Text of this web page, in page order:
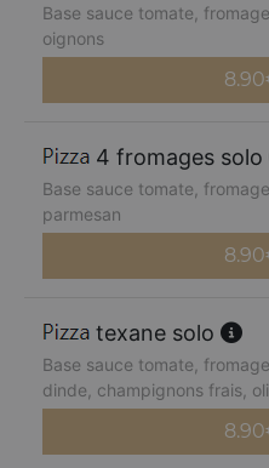
Base sauce tomate,
oignons
8.90
4 fromages solo
Base sauce tomate,
parmesan
8.90
texane solo
Base sauce tomate,
dinde, champignons frais,
8.90